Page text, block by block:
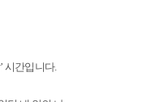
시간입니다.